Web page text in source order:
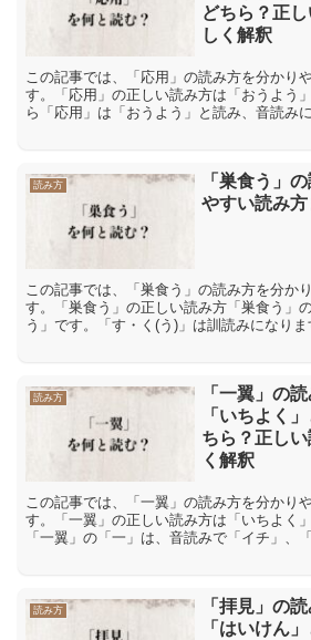
どちら？正
しく解釈
この記事では、「応用」の読み方を分かり
す。「応用」の正しい読み方は「おうよう
ら「応用」は「おうよう」と読み、音読み
読み方
「巣食う」
やすい読み
この記事では、「巣食う」の読み方を分か
す。「巣食う」の正しい読み方「巣食う」
う」です。「す・く(う)」は訓読みになり
読み方
「一翼」の
「いちよく
ちら？正し
く解釈
この記事では、「一翼」の読み方を分かり
す。「一翼」の正しい読み方は「いちよく
「一翼」の「一」は、音読みで「イチ」、
読み方
「拝見」の
「はいけん